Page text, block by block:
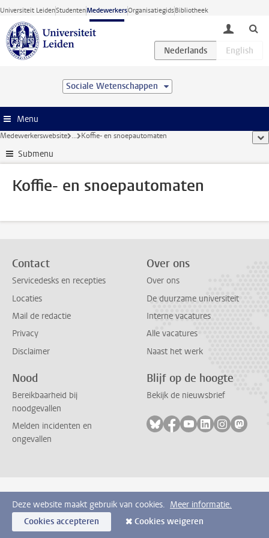
Ga direct naar de inhoud
Universiteit LeidenStudentenMedewerkersOrganisatiegidsBibliotheek
toggle
Sociale Wetenschappen
Menu
Medewerkerswebsite ... Koffie- en snoepautomaten
Submenu
Koffie- en snoepautomaten
Contact
Servicedesks en recepties
Locaties
Mail de redactie
Privacy
Disclaimer
Over ons
Over ons
De duurzame universiteit
Interne vacatures
Alle vacatures
Naast het werk
Nood
Bereikbaarheid bij
noodgevallen
Melden incidenten en
ongevallen
Blijf op de hoogte
Bekijk de nieuwsbrief
Volg ons op bluesky
Volg ons op facebook
Volg ons op
Volg ons op
Volg ons
Volg
Deze website maakt gebruik van cookies. Meer informatie.
Cookies accepteren
Cookies weigeren